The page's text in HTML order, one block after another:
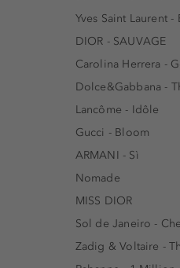
Yves Saint Laurent
DIOR - SAUVAGE
Carolina Herrera -
Dolce&Gabbana -
Lancôme - Idôle
Gucci - Bloom
ARMANI - Sì
Nomade
MISS DIOR
Sol de Janeiro -
Zadig & Voltaire -